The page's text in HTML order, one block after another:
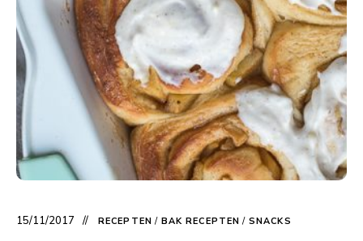
15/11/2017 RECEPTEN / BAK RECEPTEN / SNACKS